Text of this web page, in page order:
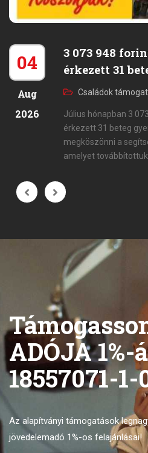
04
Aug
2026
3 073 948
érkezett 31
Családok
Július hónapban 3
érkezett 31 beteg
megköszönni a
amelyet
ADÓJA 1%-
18557071-1-
Az alapítványi támogatások
jövedelemadó 1%-os felajánlásai!